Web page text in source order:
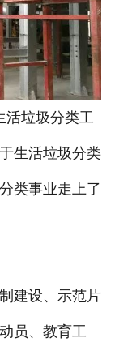
我们
活垃圾分类工
生活垃圾分类
类事业走上了
建设、示范片
员、教育工